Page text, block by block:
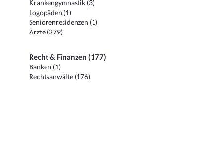
Krankengymnastik (3)
Logopäden (1)
Seniorenresidenzen (1)
Ärzte (279)
Recht & Finanzen (177)
Banken (1)
Rechtsanwälte (176)